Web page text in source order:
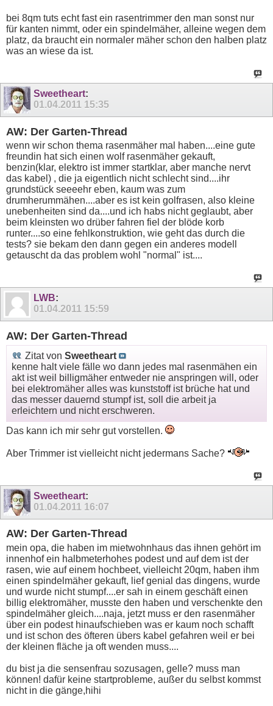
bei 8qm tuts echt fast ein rasentrimmer den man sonst nur
für kanten nimmt, oder ein spindelmäher, alleine wegen dem
platz, da braucht ein normaler mäher schon den halben platz
was an wiese da ist.
Sweetheart:
01.04.2011 15:35
AW: Der Garten-Thread
wenn wir schon thema rasenmäher mal haben....eine gute
freundin hat sich einen wolf rasenmäher gekauft,
benzin(klar, elektro ist immer startklar, aber manche nervt
das kabel) , die ja eigentlich nicht schlecht sind....ihr
grundstück seeeehr eben, kaum was zum
drumherummähen....aber es ist kein golfrasen, also kleine
unebenheiten sind da....und ich habs nicht geglaubt, aber
beim kleinsten wo drüber fahren fiel der blöde korb
runter....so eine fehlkonstruktion, wie geht das durch die
tests? sie bekam den dann gegen ein anderes modell
getauscht da das problem wohl "normal" ist....
LWB:
01.04.2011 15:59
AW: Der Garten-Thread
Zitat von Sweetheart
kenne halt viele fälle wo dann jedes mal rasenmähen ein
akt ist weil billigmäher entweder nie anspringen will, oder
bei elektromäher alles was kunststoff ist brüche hat und
das messer dauernd stumpf ist, soll die arbeit ja
erleichtern und nicht erschweren.
Das kann ich mir sehr gut vorstellen.
Aber Trimmer ist vielleicht nicht jedermans Sache?
Sweetheart:
01.04.2011 16:07
AW: Der Garten-Thread
mein opa, die haben im mietwohnhaus das ihnen gehört im
innenhof ein halbmeterhohes podest und auf dem ist der
rasen, wie auf einem hochbeet, vielleicht 20qm, haben ihm
einen spindelmäher gekauft, lief genial das dingens, wurde
und wurde nicht stumpf....er sah in einem geschäft einen
billig elektromäher, musste den haben und verschenkte den
spindelmäher gleich....naja, jetzt muss er den rasenmäher
über ein podest hinaufschieben was er kaum noch schafft
und ist schon des öfteren übers kabel gefahren weil er bei
der kleinen fläche ja oft wenden muss....
du bist ja die sensenfrau sozusagen, gelle? muss man
können! dafür keine startprobleme, außer du selbst kommst
nicht in die gänge,hihi